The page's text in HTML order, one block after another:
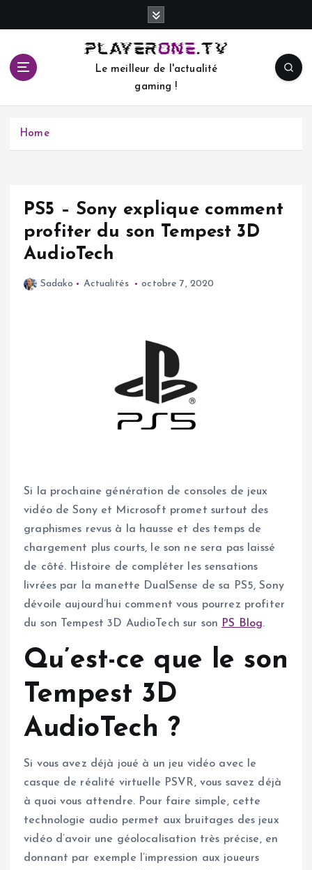
c
Le meilleur de l'actualité
gaming !
Home
PS5 – Sony explique comment
profiter du son Tempest 3D
AudioTech
Sadako Actualités octobre 7, 2020
Si la prochaine génération de consoles de jeux
vidéo de Sony et Microsoft promet surtout des
graphismes revus à la hausse et des temps de
chargement plus courts, le son ne sera pas laissé
de côté. Histoire de compléter les sensations
livrées par la manette DualSense de sa PS5, Sony
dévoile aujourd’hui comment vous pourrez profiter
du son Tempest 3D AudioTech sur son PS Blog.
Qu’est-ce que le son
Tempest 3D
AudioTech ?
Si vous avez déjà joué à un jeu vidéo avec le
casque de réalité virtuelle PSVR, vous savez déjà
à quoi vous attendre. Pour faire simple, cette
technologie audio permet aux bruitages des jeux
vidéo d’avoir une géolocalisation très précise, en
donnant par exemple l’impression aux joueurs